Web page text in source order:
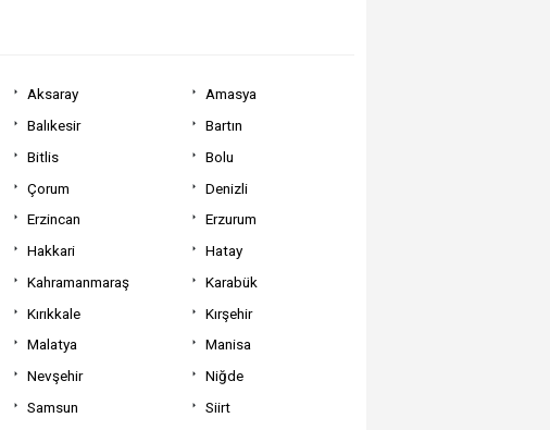
Aksaray
Amasya
Balıkesir
Bartın
Bitlis
Bolu
Çorum
Denizli
Erzincan
Erzurum
Hakkari
Hatay
Kahramanmaraş
Karabük
Kırıkkale
Kırşehir
Malatya
Manisa
Nevşehir
Niğde
Samsun
Siirt